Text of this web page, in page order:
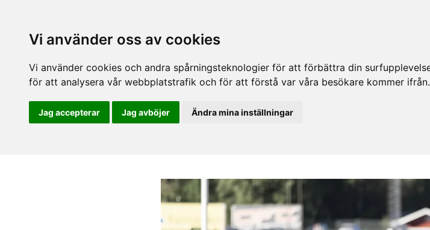
Vi använder oss av cookies
Vi använder cookies och andra spårningsteknologier för att förbättra din
för att analysera vår webbplatstrafik och för att förstå var våra besökare kommer ifrån.
Jag accepterar Jag avböjer Ändra mina inställningar